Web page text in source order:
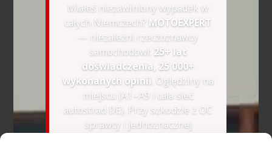
Miałeś niezawiniony wypadek w
całych Niemczech? MOTOEXPERT
— niezależni rzeczoznawcy
samochodowi: 25+ lat
doświadczenia, 25 000+
wykonanych opinii . Oględziny na
miejscu (A1–A9 i cała sieć
autostrad DE). Przy szkodzie z OC
sprawcy i jednoznacznej